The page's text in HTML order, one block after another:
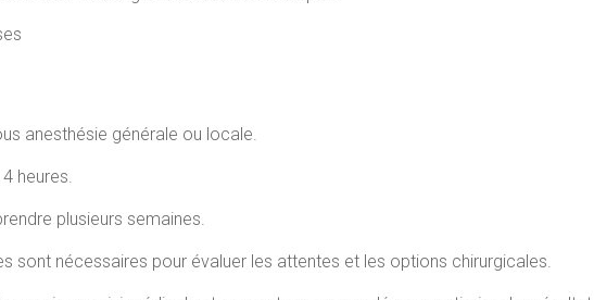
anesthésie générale ou locale.
heures.
plusieurs semaines.
sont nécessaires pour évaluer les attentes et les options chirurgicales.